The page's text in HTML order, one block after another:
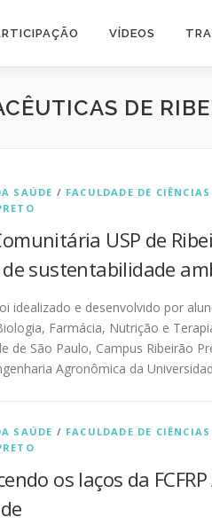
VÍDEOS
DE
SAÚDE / FACULDADE DE
USP de
sustentabilidade
idealizado e desenvolvido por
Farmácia, Nutrição e
de São Paulo, Campus Ribeirão
Agronômica da
SAÚDE / FACULDADE DE
os laços da